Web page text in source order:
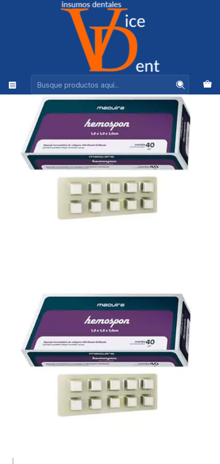
Ventas +56944575313
PERIODONCIA, CIRUGIA Y LIMPIEZA
GELITA HEMOSPON 40 UNIDADES